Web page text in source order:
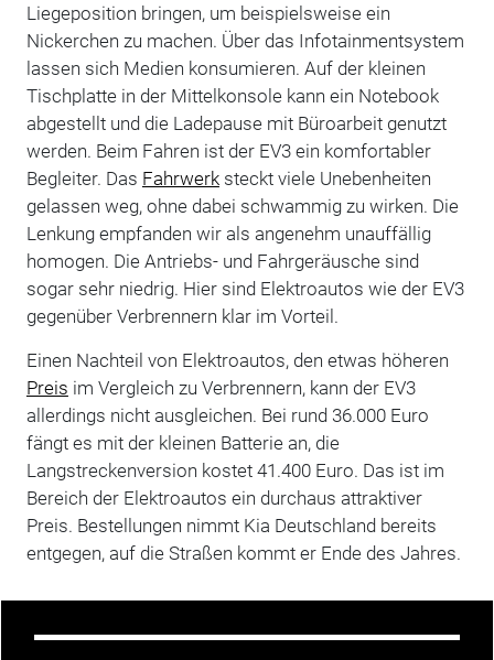
Liegeposition bringen, um beispielsweise ein
Nickerchen zu machen. Über das Infotainmentsystem
lassen sich Medien konsumieren. Auf der kleinen
Tischplatte in der Mittelkonsole kann ein Notebook
abgestellt und die Ladepause mit Büroarbeit genutzt
werden. Beim Fahren ist der EV3 ein komfortabler
Begleiter. Das Fahrwerksteckt viele Unebenheiten
gelassen weg, ohne dabei schwammig zu wirken. Die
Lenkung empfanden wir als angenehm unauffällig
homogen. Die Antriebs- und Fahrgeräusche sind
sogar sehr niedrig. Hier sind Elektroautos wie der EV3
gegenüber Verbrennern klar im Vorteil.
Einen Nachteil von Elektroautos, den etwas höheren
Preis im Vergleich zu Verbrennern, kann der EV3
allerdings nicht ausgleichen. Bei rund 36.000 Euro
fängt es mit der kleinen Batterie an, die
Langstreckenversion kostet 41.400 Euro. Das ist im
Bereich der Elektroautos ein durchaus attraktiver
Preis. Bestellungen nimmt Kia Deutschland bereits
entgegen, auf die Straßen kommt er Ende des Jahres.